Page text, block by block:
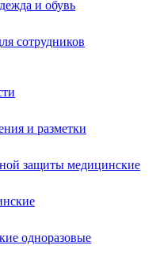
и обувь
сотрудников
и разметки
защиты медицинские
одноразовые